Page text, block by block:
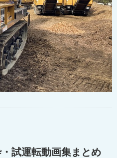
試運転動画集まとめ